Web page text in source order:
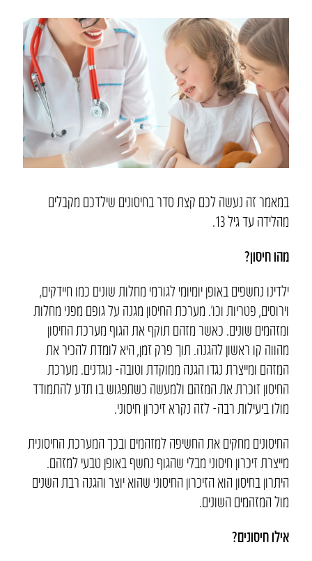
במאמר זה נעשה לכם קצת סדר בחיסונים שילדכם מקבלים
מהלידה עד גיל 13.
מהו חיסון?
ילדינו נחשפים באופן יומיומי לגורמי מחלות שונים כמו חיידקים,
וירוסים, פטריות וכו’. מערכת החיסון מגנה על גופם מפני מחלות
ומזהמים שונים. כאשר מזהם תוקף את הגוף מערכת החיסון
מהווה קו ראשון להגנה. תוך פרק זמן, היא לומדת להכיר את
המזהם ומייצרת נגדו הגנה ממוקדת וטובה- נוגדנים. מערכת
החיסון זוכרת את המזהם ולמעשה כשתפגוש בו תדע להתמודד
מולו ביעילות רבה- לזה נקרא זיכרון חיסוני.
החיסונים מחקים את החשיפה למזהמים ובכך המערכת החיסונית
מייצרת זיכרון חיסוני מבלי שהגוף נחשף באופן טבעי למזהם.
היתרון בחיסון הוא הזיכרון החיסוני שהוא יוצר והגנה רבת השנים
מול המזהמים השונים.
אילו חיסונים?